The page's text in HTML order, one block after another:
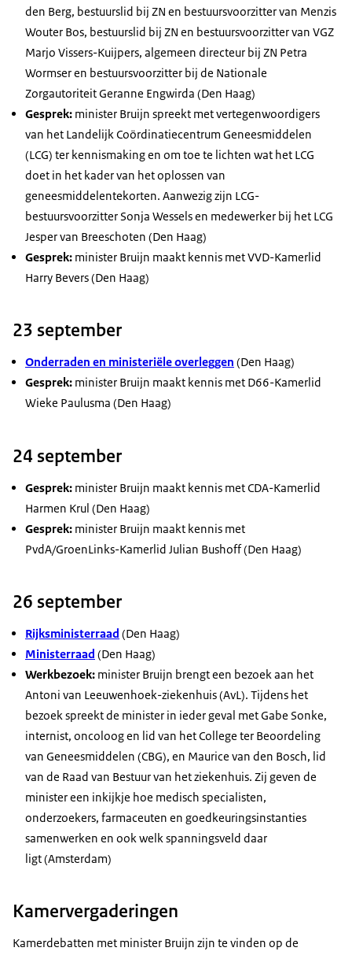
den Berg, bestuurslid bij ZN en bestuursvoorzitter van Menzis
Wouter Bos, bestuurslid bij ZN en bestuursvoorzitter van VGZ
Marjo Vissers-Kuijpers, algemeen directeur bij ZN Petra
Wormser en bestuursvoorzitter bij de Nationale
Zorgautoriteit Geranne Engwirda (Den Haag)
Gesprek: minister Bruijn spreekt met vertegenwoordigers
van het Landelijk Coördinatiecentrum Geneesmiddelen
(LCG) ter kennismaking en om toe te lichten wat het LCG
doet in het kader van het oplossen van
geneesmiddelentekorten. Aanwezig zijn LCG-
bestuursvoorzitter Sonja Wessels en medewerker bij het LCG
Jesper van Breeschoten (Den Haag)
Gesprek: minister Bruijn maakt kennis met VVD-Kamerlid
Harry Bevers (Den Haag)
23 september
Onderraden en ministeriële overleggen (Den Haag)
Gesprek: minister Bruijn maakt kennis met D66-Kamerlid
Wieke Paulusma (Den Haag)
24 september
Gesprek: minister Bruijn maakt kennis met CDA-Kamerlid
Harmen Krul (Den Haag)
Gesprek: minister Bruijn maakt kennis met
PvdA/GroenLinks-Kamerlid Julian Bushoff (Den Haag)
26 september
Rijksministerraad (Den Haag)
Ministerraad (Den Haag)
Werkbezoek: minister Bruijn brengt een bezoek aan het
Antoni van Leeuwenhoek-ziekenhuis (AvL). Tijdens het
bezoek spreekt de minister in ieder geval met Gabe Sonke,
internist, oncoloog en lid van het College ter Beoordeling
van Geneesmiddelen (CBG), en Maurice van den Bosch, lid
van de Raad van Bestuur van het ziekenhuis. Zij geven de
minister een inkijkje hoe medisch specialisten,
onderzoekers, farmaceuten en goedkeuringsinstanties
samenwerken en ook welk spanningsveld daar
ligt (Amsterdam)
Kamervergaderingen
Kamerdebatten met minister Bruijn zijn te vinden op de